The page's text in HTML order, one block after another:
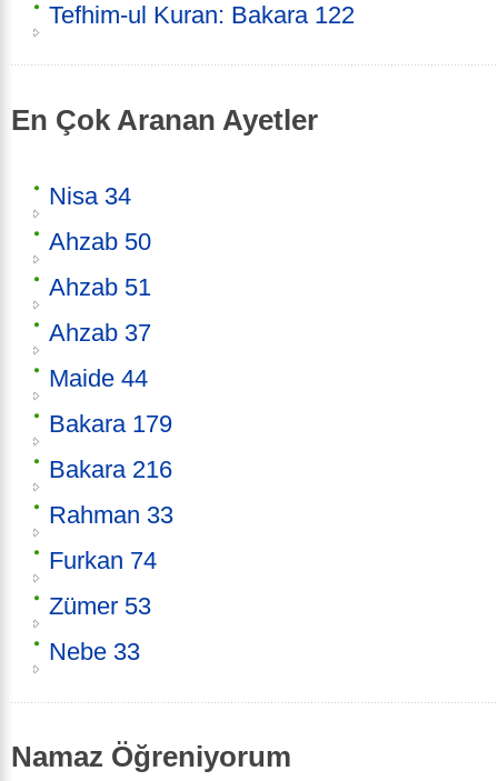
Tefhim-ul Kuran: Bakara 122
En Çok Aranan Ayetler
Nisa 34
Ahzab 50
Ahzab 51
Ahzab 37
Maide 44
Bakara 179
Bakara 216
Rahman 33
Furkan 74
Zümer 53
Nebe 33
Namaz Öğreniyorum